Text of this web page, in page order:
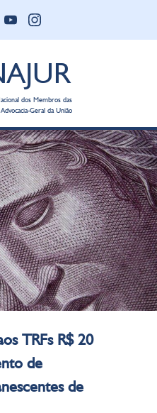
dos Membros das
Geral da União
TRFs R$ 20
de
de